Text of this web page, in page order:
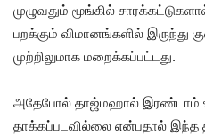
முழுவதும் மூங்கில்
பறக்கும் விமானங்களில் இருந்து
முற்றிலுமாக மறைக்கப்பட்டது.
அதேபோல் தாஜ்மஹால் இரண்டாம்
தாக்கப்படவில்லை என்பதால் இந்த